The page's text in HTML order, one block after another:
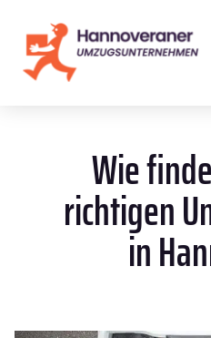
Wie
richtigen
in